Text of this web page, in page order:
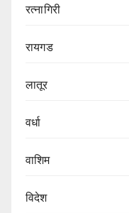
रत्नागिरी
रायगड
लातूर
वर्धा
वाशिम
विदेश